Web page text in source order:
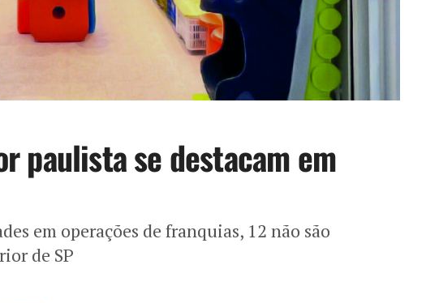
paulista se destacam em
em operações de franquias, 12 não são
de SP